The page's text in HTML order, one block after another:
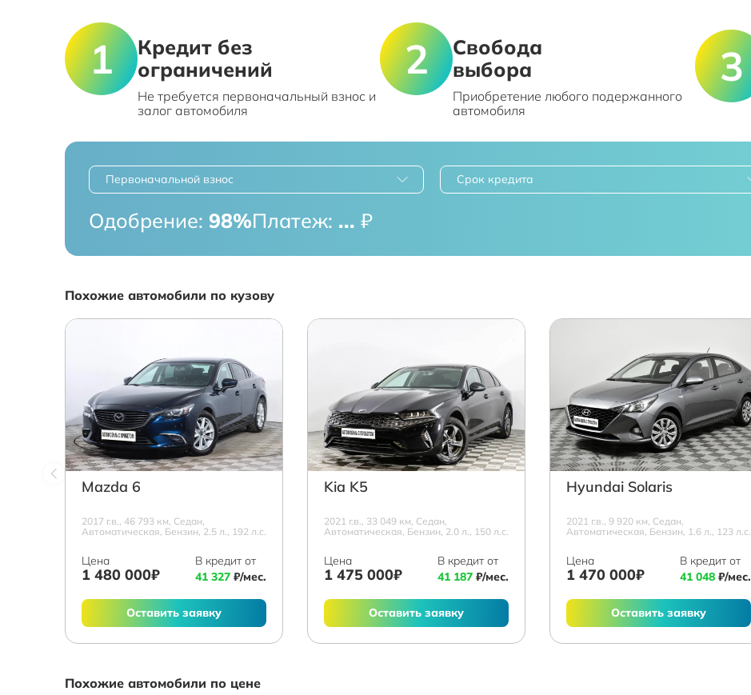
Кредит без
ограничений
Не требуется первоначальный взнос и
залог автомобиля
Свобода
выбора
Приобретение любого подержанного
автомобиля
Первоначальной взнос Срок кредита
Одобрение: 98%Платеж: ... ₽
Похожие автомобили по кузову
Mazda 6
2017 г.в., 46 793 км, Седан,
Автоматическая, Бензин, 2.5 л., 192 л.с.
Цена
1 480 000₽
В кредит от
41 327 ₽/мес.
Оставить заявку
Kia K5
2021 г.в., 33 049 км, Седан,
Автоматическая, Бензин, 2.0 л., 150 л.с.
Цена
1 475 000₽
В кредит от
41 187 ₽/мес.
Оставить заявку
Hyundai Solaris
2021 г.в., 9 920 км, Седан,
Автоматическая, Бензин, 1.6 л., 123 л.с.
Цена
1 470 000₽
В кредит от
41 048 ₽/мес.
Оставить заявку
Похожие автомобили по цене